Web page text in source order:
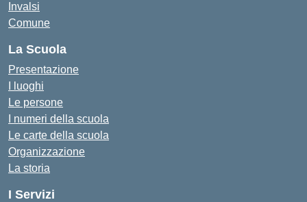
Invalsi
Comune
La Scuola
Presentazione
I luoghi
Le persone
I numeri della scuola
Le carte della scuola
Organizzazione
La storia
I Servizi